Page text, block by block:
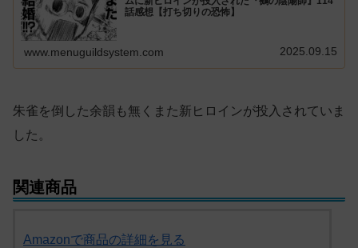
話感想【打ち切りの恐怖】
www.menuguildsystem.com 2025.09.15
朱雀を倒した余韻も無くまた新ヒロインが投入されていま
した。
関連商品
Amazonで商品の詳細を見る